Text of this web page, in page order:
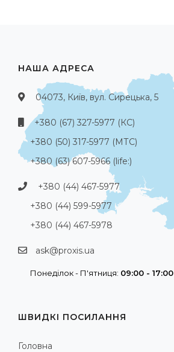
НАША АДРЕСА
04073, Київ, вул. Сирецька, 5
+380 (67) 327-5977 (КС)
+380 (50) 317-5977 (МТС)
+380 (63) 607-5966 (life:)
+380 (44) 467-5977
+380 (44) 599-5977
+380 (44) 467-5978
ask@proxis.ua
Понеділок - П'ятниця: 09:00 - 17:00
ШВИДКІ ПОСИЛАННЯ
Головна